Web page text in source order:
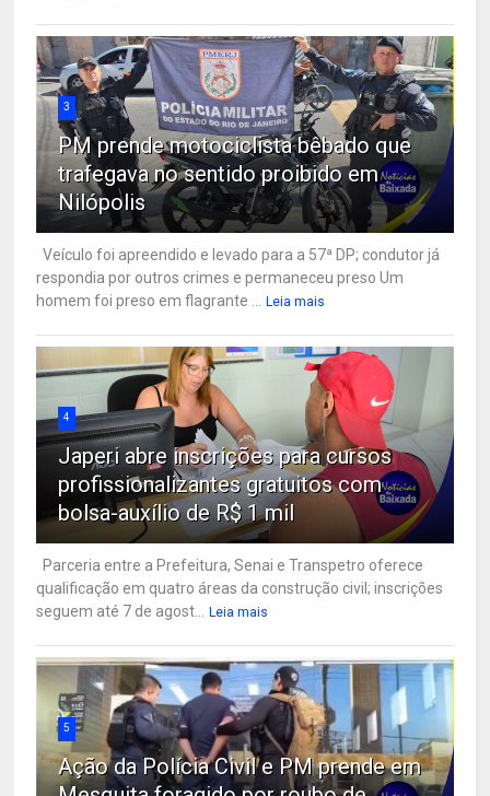
3
PM prende motociclista bêbado que
trafegava no sentido proibido em
Nilópolis
Veículo foi apreendido e levado para a 57ª DP; condutor já
respondia por outros crimes e permaneceu preso Um
homem foi preso em flagrante ...
Leia mais
4
Japeri abre inscrições para cursos
profissionalizantes gratuitos com
bolsa-auxílio de R$ 1 mil
Parceria entre a Prefeitura, Senai e Transpetro oferece
qualificação em quatro áreas da construção civil; inscrições
seguem até 7 de agost...
Leia mais
5
Ação da Polícia Civil e PM prende em